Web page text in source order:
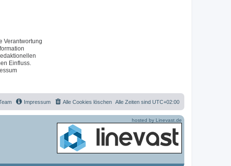
Verantwortung
Einfluss.
Alle Zeiten sind UTC+02:00
Alle Cookies löschen
Impressum
hosted by Linevast.de